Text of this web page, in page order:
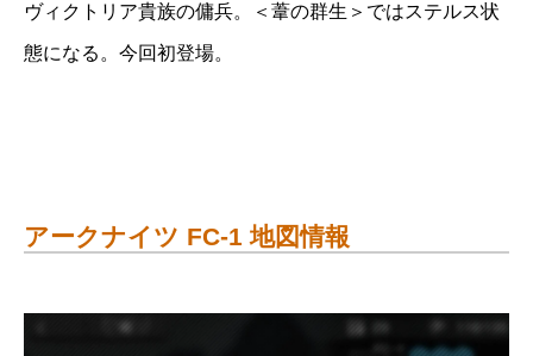
ヴィクトリア貴族の傭兵。＜葦の群生＞ではステルス状
態になる。今回初登場。
アークナイツ FC-1 地図情報